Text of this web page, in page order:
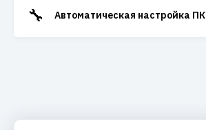
🔧 Автоматическая настройка ПК